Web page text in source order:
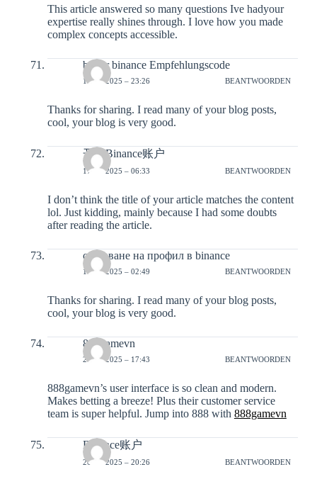
This article answered so many questions Ive hadyour
expertise really shines through. I love how you made
complex concepts accessible.
bester binance Empfehlungscode
15-12-2025 – 23:26 BEANTWOORDEN
Thanks for sharing. I read many of your blog posts,
cool, your blog is very good.
开设Binance账户
17-12-2025 – 06:33 BEANTWOORDEN
I don’t think the title of your article matches the content
lol. Just kidding, mainly because I had some doubts
after reading the article.
създаване на профил в binance
18-12-2025 – 02:49 BEANTWOORDEN
Thanks for sharing. I read many of your blog posts,
cool, your blog is very good.
888gamevn
20-12-2025 – 17:43 BEANTWOORDEN
888gamevn’s user interface is so clean and modern.
Makes betting a breeze! Plus their customer service
team is super helpful. Jump into 888 with 888gamevn
Binance账户
20-12-2025 – 20:26 BEANTWOORDEN